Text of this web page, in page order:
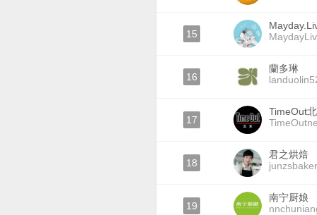
15
16
蘭多琳
17
TimeOut
18
君之烘焙
19
南宁厨娘